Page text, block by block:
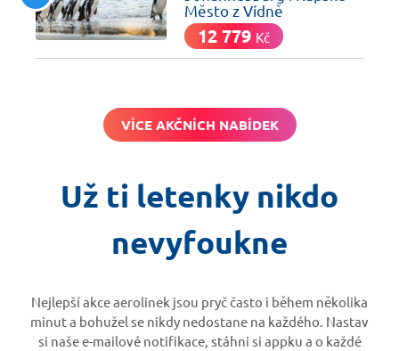
Město z Vídně
12 779 Kč
VÍCE AKČNÍCH NABÍDEK
Už ti letenky nikdo
nevyfoukne
Nejlepší akce aerolinek jsou pryč často i během několika
minut a bohužel se nikdy nedostane na každého. Nastav
si naše e-mailové notifikace, stáhni si appku a o každé